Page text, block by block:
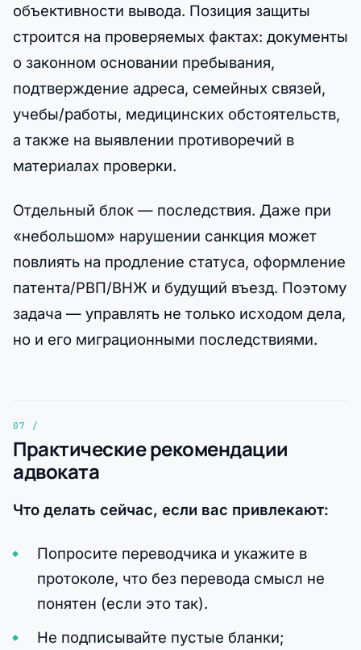
объективности вывода. Позиция защиты
строится на проверяемых фактах: документы
о законном основании пребывания,
подтверждение адреса, семейных связей,
учебы/работы, медицинских обстоятельств,
а также на выявлении противоречий в
материалах проверки.
Отдельный блок — последствия. Даже при
«небольшом» нарушении санкция может
повлиять на продление статуса, оформление
патента/РВП/ВНЖ и будущий въезд. Поэтому
задача — управлять не только исходом дела,
но и его миграционными последствиями.
Практические рекомендации
адвоката
Что делать сейчас, если вас привлекают:
Попросите переводчика и укажите в
протоколе, что без перевода смысл не
понятен (если это так).
Не подписывайте пустые бланки;